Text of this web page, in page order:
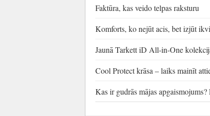
Faktūra, kas veido telpas raksturu
Komforts, ko nejūt acis, bet izjūt
Jaunā Tarkett iD All-in-One
Cool Protect krāsa – laiks mainīt
Kas ir gudrās mājas